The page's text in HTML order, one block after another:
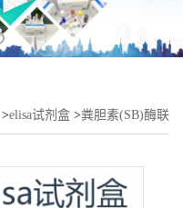
>elisa试剂盒 >粪胆素(SB)酶联